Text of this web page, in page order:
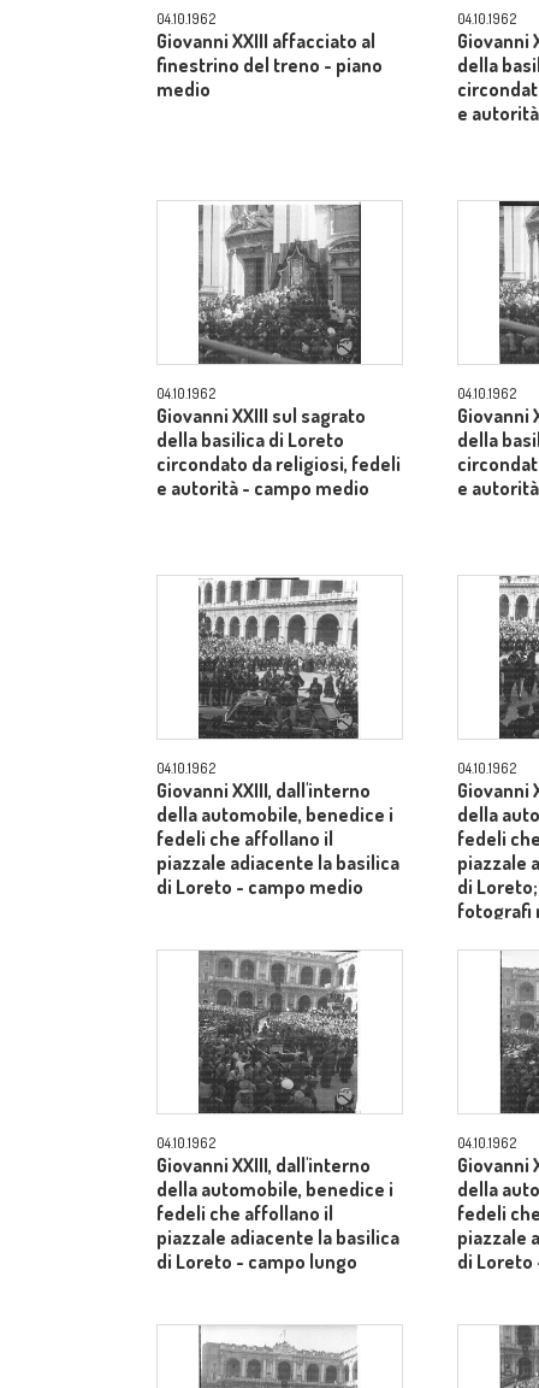
04.10.1962
Giovanni XXIII affacciato al
finestrino del treno - piano
medio
04.10.1962
Giovanni
della
e
04.10.1962
Giovanni XXIII sul sagrato
della basilica di Loreto
circondato da religiosi, fedeli
e autorità - campo medio
04.10.1962
Giovanni
della
e
04.10.1962
Giovanni XXIII, dall'interno
della automobile, benedice i
fedeli che affollano il
piazzale adiacente la basilica
di Loreto - campo medio
04.10.1962
Giovanni
della
fedeli
piazzale
di
fotografi
04.10.1962
Giovanni XXIII, dall'interno
della automobile, benedice i
fedeli che affollano il
piazzale adiacente la basilica
di Loreto - campo lungo
04.10.1962
Giovanni
della
fedeli
piazzale
di Loreto